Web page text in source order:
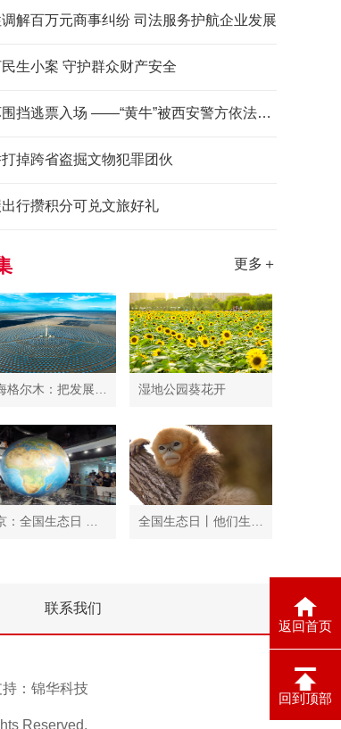
返回首页
回到顶部
解百万元商事纠纷 司法服务护航企业发展
生小案 守护群众财产安全
破坏围挡逃票入场 ——“黄牛”被西安警方依法拘留
掉跨省盗掘文物犯罪团伙
行攒积分可兑文旅好礼
更多＋
湿地公园葵花开
联系我们
： 锦华科技
Reserved.